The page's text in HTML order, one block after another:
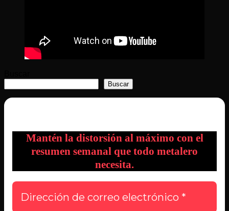
Buscar
Mantén la distorsión al máximo con el
resumen semanal que todo metalero
necesita.